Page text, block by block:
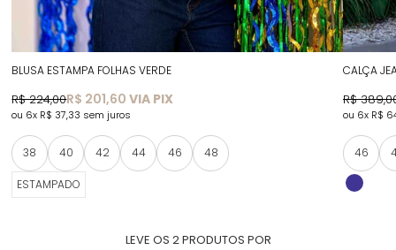
BLUSA ESTAMPA FOLHAS VERDE
R$ 201,60 VIA PIX
R$ 224,00
6x R$ 37,33 sem juros
38 40 42 44 46 48
ESTAMPADO
CALÇA
R$
6x R$
46
LEVE OS 2 PRODUTOS